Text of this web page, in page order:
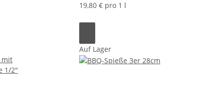
19,80 € pro 1 l
Auf Lager